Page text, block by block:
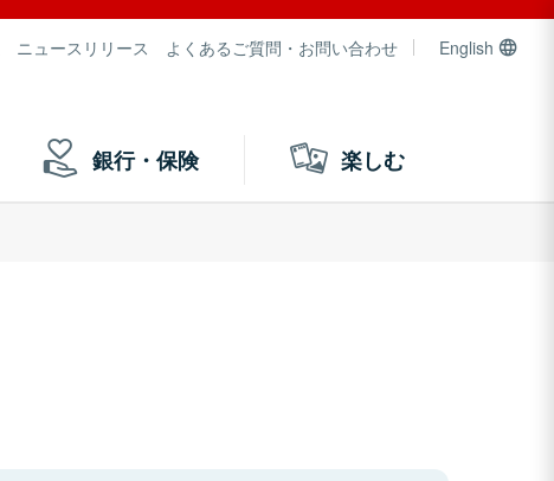
ニュースリリース よくあるご質問・お問い合わせ English
銀行・保険 楽しむ